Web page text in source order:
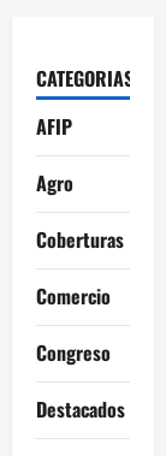
CATEGORIAS
AFIP
Agro
Coberturas
Comercio
Congreso
Destacados